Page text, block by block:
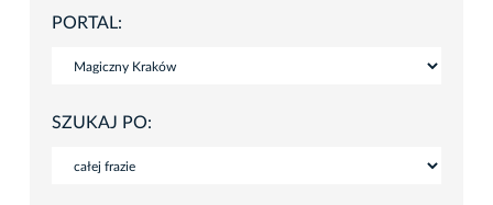
PORTAL:
SZUKAJ PO: